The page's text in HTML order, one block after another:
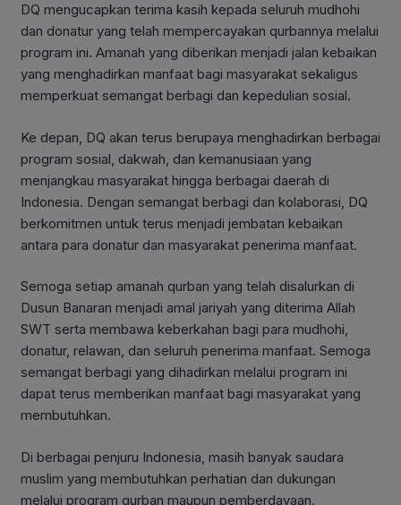
DQ mengucapkan terima kasih kepada seluruh mudhohi
dan donatur yang telah mempercayakan qurbannya melalui
program ini. Amanah yang diberikan menjadi jalan kebaikan
yang menghadirkan manfaat bagi masyarakat sekaligus
memperkuat semangat berbagi dan kepedulian sosial.
Ke depan, DQ akan terus berupaya menghadirkan berbagai
program sosial, dakwah, dan kemanusiaan yang
menjangkau masyarakat hingga berbagai daerah di
Indonesia. Dengan semangat berbagi dan kolaborasi, DQ
berkomitmen untuk terus menjadi jembatan kebaikan
antara para donatur dan masyarakat penerima manfaat.
Semoga setiap amanah qurban yang telah disalurkan di
Dusun Banaran menjadi amal jariyah yang diterima Allah
SWT serta membawa keberkahan bagi para mudhohi,
donatur, relawan, dan seluruh penerima manfaat. Semoga
semangat berbagi yang dihadirkan melalui program ini
dapat terus memberikan manfaat bagi masyarakat yang
membutuhkan.
Di berbagai penjuru Indonesia, masih banyak saudara
muslim yang membutuhkan perhatian dan dukungan
melalui program qurban maupun pemberdayaan.